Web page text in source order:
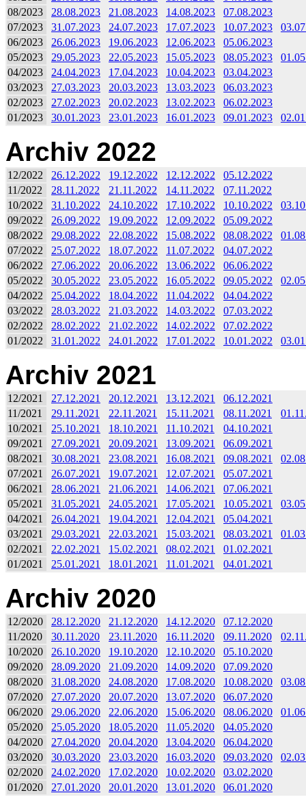
08/2023
28.08.2023 21.08.2023 14.08.2023
07.08.2023
07/2023
31.07.2023 24.07.2023 17.07.2023 10.07.2023
06/2023
26.06.2023 19.06.2023 12.06.2023
05.06.2023
05/2023
29.05.2023 22.05.2023 15.05.2023 08.05.2023
04/2023
24.04.2023 17.04.2023 10.04.2023
03.04.2023
03/2023
27.03.2023 20.03.2023 13.03.2023
06.03.2023
02/2023
27.02.2023 20.02.2023 13.02.2023
06.02.2023
01/2023
30.01.2023 23.01.2023 16.01.2023 09.01.2023
Archiv 2022
12/2022 26.12.2022 19.12.2022 12.12.2022
05.12.2022
11/2022
28.11.2022 21.11.2022 14.11.2022
07.11.2022
10/2022
31.10.2022 24.10.2022 17.10.2022 10.10.2022
09/2022
26.09.2022 19.09.2022 12.09.2022
05.09.2022
08/2022
29.08.2022 22.08.2022 15.08.2022 08.08.2022
07/2022
25.07.2022 18.07.2022 11.07.2022
04.07.2022
06/2022
27.06.2022 20.06.2022 13.06.2022
06.06.2022
05/2022
30.05.2022 23.05.2022 16.05.2022 09.05.2022
04/2022
25.04.2022 18.04.2022 11.04.2022
04.04.2022
03/2022
28.03.2022 21.03.2022 14.03.2022
07.03.2022
02/2022
28.02.2022 21.02.2022 14.02.2022
07.02.2022
01/2022
31.01.2022 24.01.2022 17.01.2022 10.01.2022
Archiv 2021
12/2021 27.12.2021 20.12.2021 13.12.2021
06.12.2021
11/2021
29.11.2021 22.11.2021 15.11.2021 08.11.2021
10/2021
25.10.2021 18.10.2021 11.10.2021
04.10.2021
09/2021
27.09.2021 20.09.2021 13.09.2021
06.09.2021
08/2021
30.08.2021 23.08.2021 16.08.2021 09.08.2021
07/2021
26.07.2021 19.07.2021 12.07.2021
05.07.2021
06/2021
28.06.2021 21.06.2021 14.06.2021
07.06.2021
05/2021
31.05.2021 24.05.2021 17.05.2021 10.05.2021
04/2021
26.04.2021 19.04.2021 12.04.2021
05.04.2021
03/2021
29.03.2021 22.03.2021 15.03.2021 08.03.2021
02/2021
22.02.2021 15.02.2021 08.02.2021
01.02.2021
01/2021
25.01.2021 18.01.2021 11.01.2021 04.01.2021
Archiv 2020
12/2020 28.12.2020 21.12.2020 14.12.2020
07.12.2020
11/2020
30.11.2020 23.11.2020 16.11.2020 09.11.2020
10/2020
26.10.2020 19.10.2020 12.10.2020
05.10.2020
09/2020
28.09.2020 21.09.2020 14.09.2020
07.09.2020
08/2020
31.08.2020 24.08.2020 17.08.2020 10.08.2020
07/2020
27.07.2020 20.07.2020 13.07.2020
06.07.2020
06/2020
29.06.2020 22.06.2020 15.06.2020 08.06.2020
05/2020
25.05.2020 18.05.2020 11.05.2020
04.05.2020
04/2020
27.04.2020 20.04.2020 13.04.2020
06.04.2020
03/2020
30.03.2020 23.03.2020 16.03.2020 09.03.2020
02/2020
24.02.2020 17.02.2020 10.02.2020
03.02.2020
01/2020
27.01.2020 20.01.2020 13.01.2020 06.01.2020